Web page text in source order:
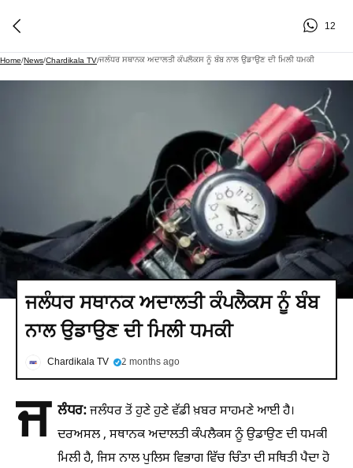
12
Home/News/Chardikala TV/ਜਲੰਧਰ ਸਥਾਨਕ ਅਦਾਲਤੀ ਕੰਪਲੈਕਸ ਨੂੰ ਬੰਬ ਨਾਲ ਉਡਾਉਣ ਦੀ ਮਿਲੀ ਧਮਕੀ
ਜਲੰਧਰ ਸਥਾਨਕ ਅਦਾਲਤੀ ਕੰਪਲੈਕਸ ਨੂੰ ਬੰਬ
ਨਾਲ ਉਡਾਉਣ ਦੀ ਮਿਲੀ ਧਮਕੀ
Chardikala TV 2 months ago
ਜ ਲੰਧਰ:ਜਲੰਧਰ ਤੋਂ ਹੁਣੇ ਹੁਣੇ ਵੱਡੀ ਖ਼ਬਰ ਸਾਹਮਣੇ ਆਈ ਹੈ।
ਦਰਅਸਲ , ਸਥਾਨਕ ਅਦਾਲਤੀ ਕੰਪਲੈਕਸ ਨੂੰ ਉਡਾਉਣ ਦੀ ਧਮਕੀ
ਮਿਲੀ ਹੈ, ਜਿਸ ਨਾਲ ਪੁਲਿਸ ਵਿਭਾਗ ਵਿੱਚ ਚਿੰਤਾ ਦੀ ਸਥਿਤੀ ਪੈਦਾ ਹੋ